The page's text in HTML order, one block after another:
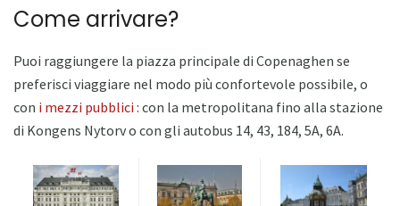
Come arrivare?
Puoi raggiungere la piazza principale di Copenaghen se
preferisci viaggiare nel modo più confortevole possibile, o
con i mezzi pubblici : con la metropolitana fino alla stazione
di Kongens Nytorv o con gli autobus 14, 43, 184, 5A, 6A.